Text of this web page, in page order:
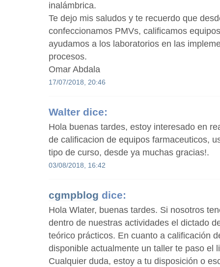
inalámbrica.
Te dejo mis saludos y te recuerdo que
confeccionamos PMVs, calificamos
ayudamos a los laboratorios en las
procesos.
Omar Abdala
17/07/2018, 20:46
Walter dice:
Hola buenas tardes, estoy interesado en
de calificacion de equipos farmaceuticos,
tipo de curso, desde ya muchas gracias!.
03/08/2018, 16:42
cgmpblog dice:
Hola Wlater, buenas tardes. Si nosotros
dentro de nuestras actividades el dictado
teórico prácticos. En cuanto a calificación
disponible actualmente un taller te paso el
Cualquier duda, estoy a tu disposición o